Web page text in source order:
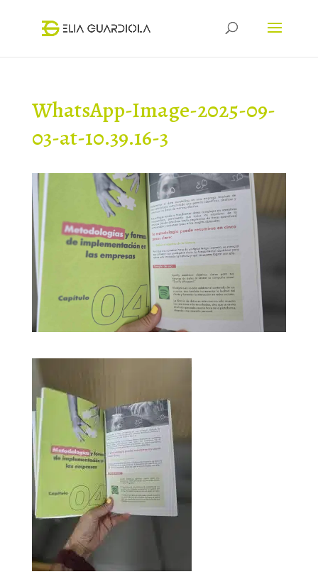
WhatsApp-Image-2025-09-
03-at-10.39.16-3